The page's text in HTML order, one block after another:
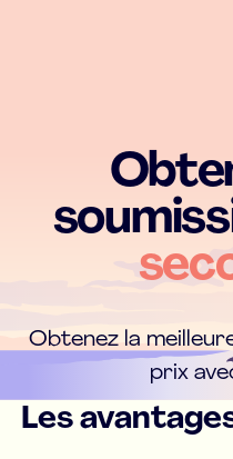
Obtenez la
prix
Les